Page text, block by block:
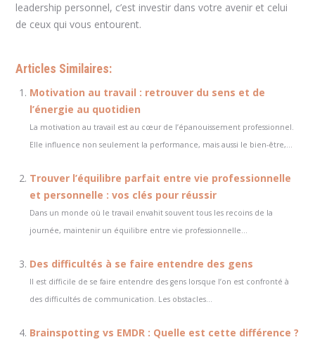
leadership personnel, c’est investir dans votre avenir et celui
de ceux qui vous entourent.
Articles Similaires:
Motivation au travail : retrouver du sens et de
l’énergie au quotidien
La motivation au travail est au cœur de l’épanouissement professionnel.
Elle influence non seulement la performance, mais aussi le bien-être,...
Trouver l’équilibre parfait entre vie professionnelle
et personnelle : vos clés pour réussir
Dans un monde où le travail envahit souvent tous les recoins de la
journée, maintenir un équilibre entre vie professionnelle...
Des difficultés à se faire entendre des gens
Il est difficile de se faire entendre des gens lorsque l’on est confronté à
des difficultés de communication. Les obstacles...
Brainspotting vs EMDR : Quelle est cette différence ?